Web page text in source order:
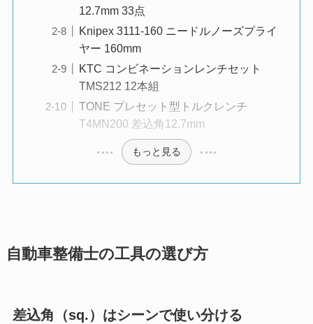
12.7mm 33点
Knipex 3111-160 ニードルノーズプライ
ヤー 160mm
KTC コンビネーションレンチセット
TMS212 12本組
TONE プレセット型トルクレンチ
T4MN200 差込角12.7mm
もっと見る
自動車整備士の工具の選び方
差込角（sq.）はシーンで使い分ける